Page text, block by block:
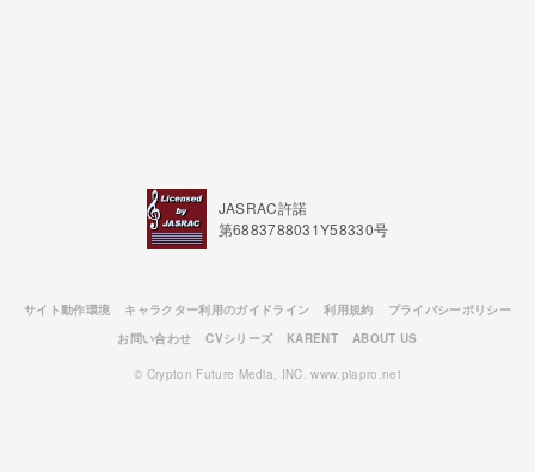
JASRAC許諾
第6883788031Y58330号
サイト動作環境 キャラクター利用のガイドライン 利用規約
プライバシーポリシー
お問い合わせ
CVシリーズ KARENT ABOUT US
© Crypton Future Media, INC. www.piapro.net